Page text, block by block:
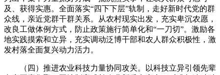
及、获得实惠。全面落实“四下下层”轨制，走好新时代党的群
众线，亲近党群干群关系。从农村现实出发，充实卑沉农愿，
改良工做体例方式，防止政策施行简单化和“一刀切”。激励各
地实践摸索和立异，充实调动泛博干部和农人群众积极性，激
发村落全面复兴动力活力。
（四）推进农业科技力量协同攻关。以科技立异引领先辈